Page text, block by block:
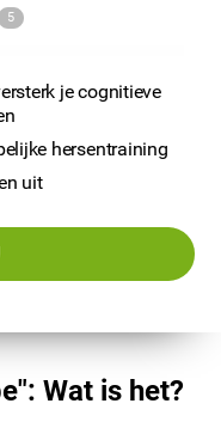
5
je cognitieve
hersentraining
uit
Wat is het?